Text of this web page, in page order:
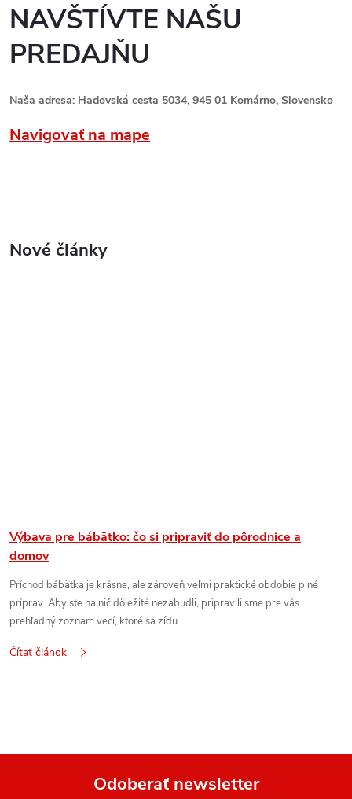
NAVŠTÍVTE NAŠU
PREDAJŇU
Naša adresa: Hadovská cesta 5034, 945 01 Komárno, Slovensko
Navigovať na mape
Nové články
Výbava pre bábätko: čo si pripraviť do pôrodnice a
domov
Príchod bábätka je krásne, ale zároveň veľmi praktické obdobie plné
príprav. Aby ste na nič dôležité nezabudli, pripravili sme pre vás
prehľadný zoznam vecí, ktoré sa zídu...
Čítať článok
Odoberať newsletter